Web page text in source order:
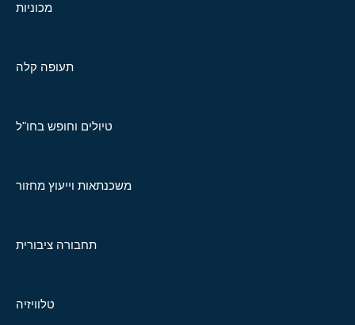
מכוניות
תעופה קלה
טיולים וחופש בחו"ל
משכנתאות וייעוץ מחזור
תחבורה ציבורית
טלוויזיה